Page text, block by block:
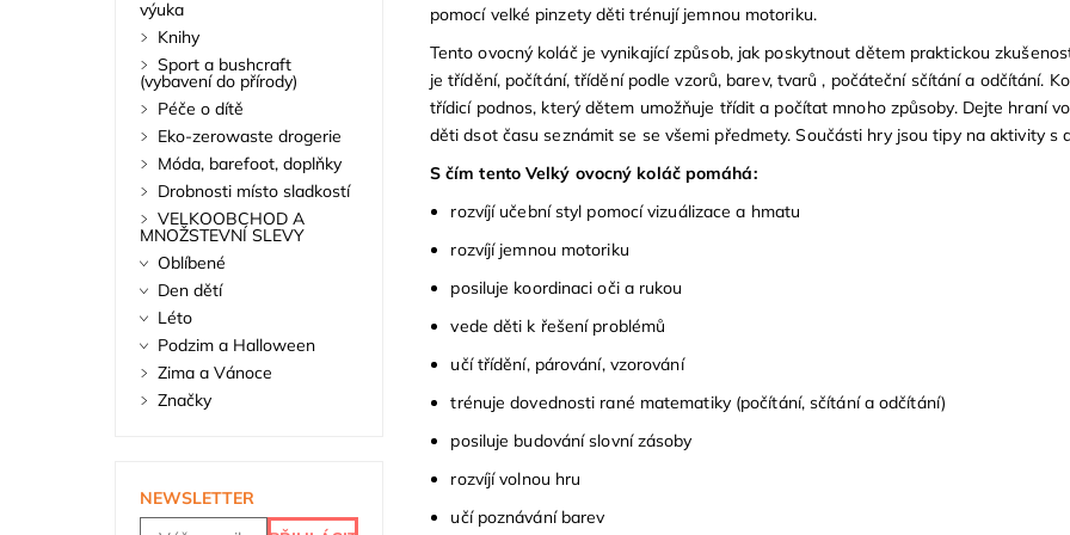
pomocí velké pinzety děti trénují jemnou motoriku.
Tento ovocný koláč je vynikající způsob, jak poskytnout dětem praktickou
je třídění, počítání, třídění podle vzorů, barev, tvarů , počáteční sčítání a odčítání.
třídicí podnos, který dětem umožňuje třídit a počítat mnoho způsoby. Dejte hraní
děti dsot času seznámit se se všemi předmety. Součásti hry jsou tipy na aktivity s
S čím tento Velký ovocný koláč pomáhá:
rozvíjí učební styl pomocí vizuálizace a hmatu
rozvíjí jemnou motoriku
posiluje koordinaci oči a rukou
vede děti k řešení problémů
učí třídění, párování, vzorování
trénuje dovednosti rané matematiky (počítání, sčítání a odčítání)
posiluje budování slovní zásoby
rozvíjí volnou hru
učí poznávání barev
výuka
Knihy
Sport a bushcraft
(vybavení do přírody)
Péče o dítě
Eko-zerowaste drogerie
Móda, barefoot, doplňky
Drobnosti místo sladkostí
VELKOOBCHOD A
MNOŽSTEVNÍ SLEVY
Oblíbené
Den dětí
Léto
Podzim a Halloween
Zima a Vánoce
Značky
NEWSLETTER